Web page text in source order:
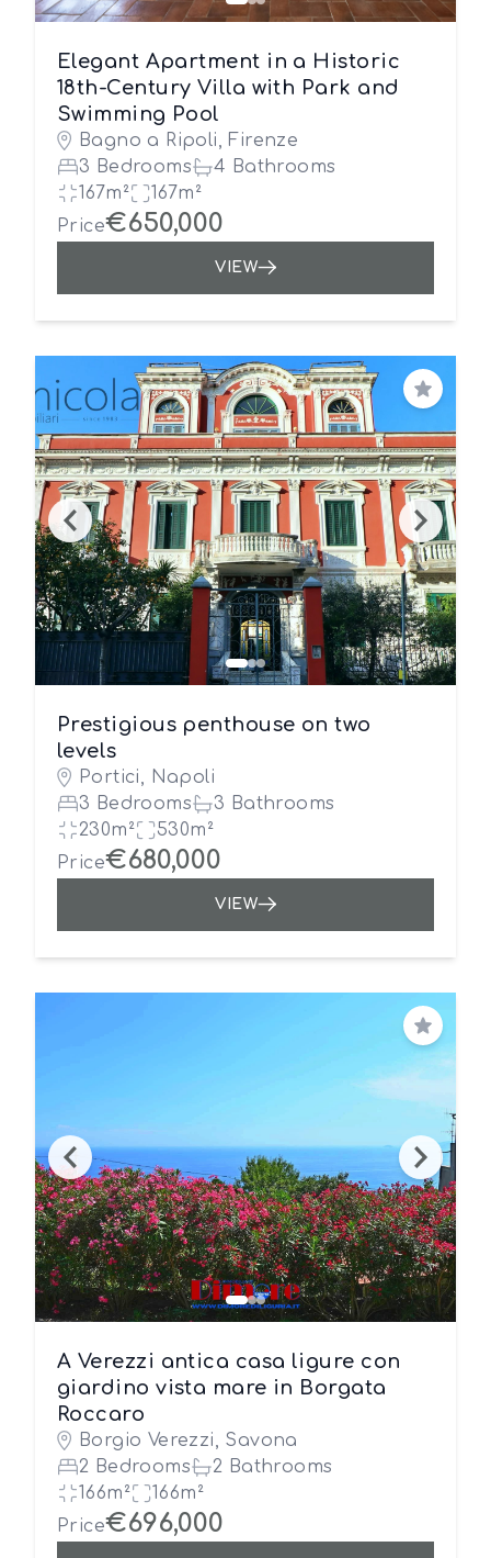
Elegant Apartment in a Historic
18th-Century Villa with Park and
Swimming Pool
Bagno a Ripoli, Firenze
3 Bedrooms
4 Bathrooms
167m²
167m²
Price€650,000
VIEW
Save
Prestigious penthouse on two
levels
Portici, Napoli
3 Bedrooms
3 Bathrooms
230m²
530m²
Price€680,000
VIEW
Save
A Verezzi antica casa ligure con
giardino vista mare in Borgata
Roccaro
Borgio Verezzi, Savona
2 Bedrooms
2 Bathrooms
166m²
166m²
Price€696,000